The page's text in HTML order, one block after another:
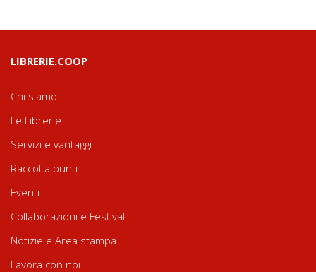
LIBRERIE.COOP
Chi siamo
Le Librerie
Servizi e vantaggi
Raccolta punti
Eventi
Collaborazioni e Festival
Notizie e Area stampa
Lavora con noi